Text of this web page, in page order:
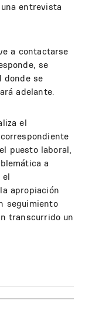
entrevista
a contactarse
se
donde se
adelante.
el
puesto laboral,
a
el
apropiación
seguimiento
transcurrido un